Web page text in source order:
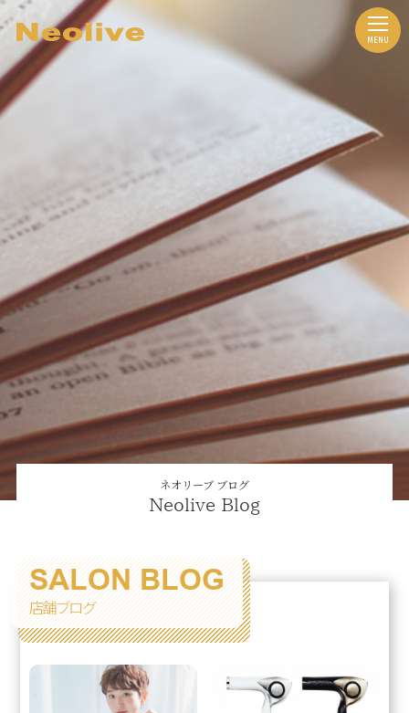
ネオリーブ ブログ
Neolive Blog
SALON BLOG
店舗ブログ